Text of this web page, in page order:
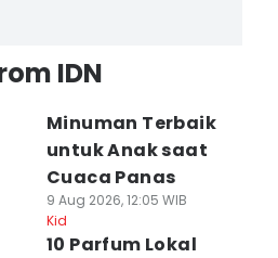
IDN
Minuman Terbaik
untuk Anak saat
Cuaca Panas
9 Aug 2026, 12:05 WIB
Kid
10 Parfum Lokal